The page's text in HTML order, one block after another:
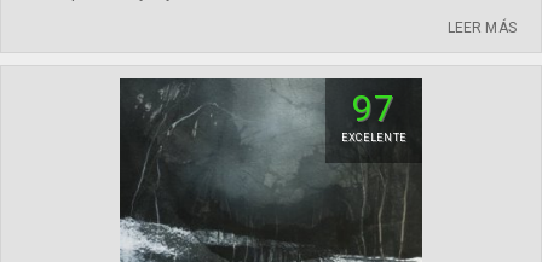
LEER MÁS
97
EXCELENTE